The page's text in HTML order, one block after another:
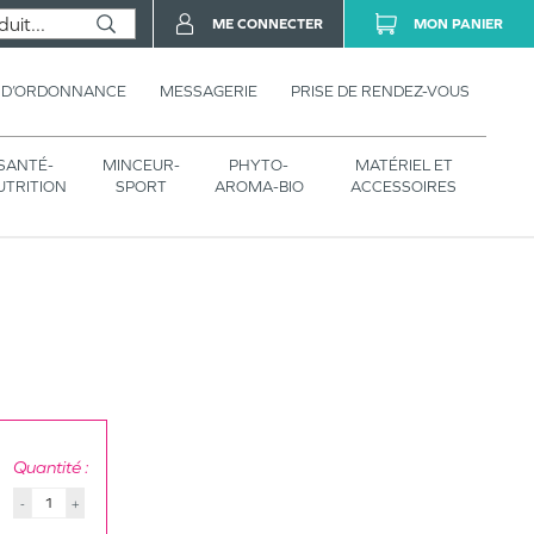
MESSAGERIE PRISE DE RENDEZ-VOUS
MINCEUR-
SPORT
PHYTO-
AROMA-BIO
MATÉRIEL ET
ACCESSOIRES
ME CONNECTER MON PANIER
Quantité :
- +